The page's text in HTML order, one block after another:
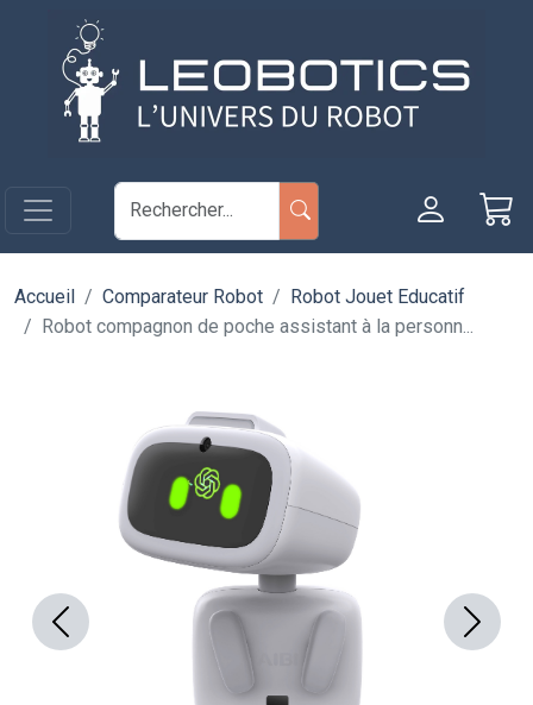
Aller au contenu principal
Accueil Comparateur Robot
Robot Jouet Educatif
Robot compagnon de poche assistant à la personn...
Previous Next
Panneau de gestion des cookies